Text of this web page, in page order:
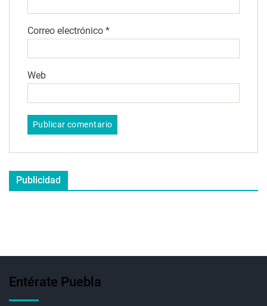
Correo electrónico *
Web
Publicidad
Entérate Puebla